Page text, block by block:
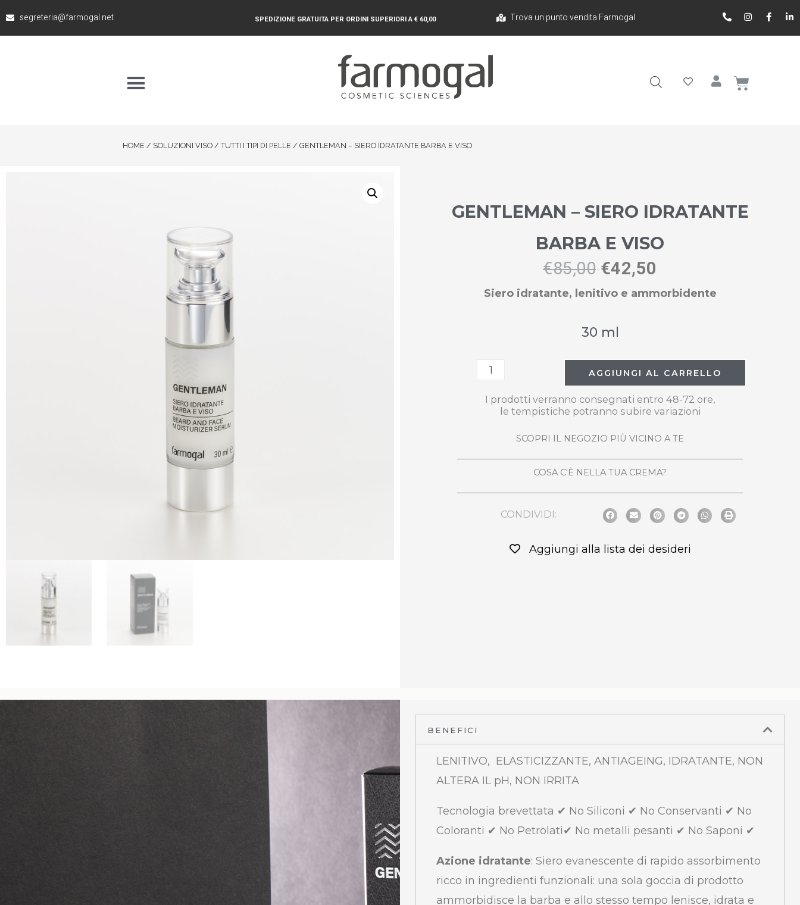
segreteria@farmogal.net SPEDIZIONE GRATUITA PER ORDINI SUPERIORI A € 60,00 Trova un punto vendita Farmogal
HOME / SOLUZIONI VISO/ TUTTI I TIPI DI PELLE / GENTLEMAN – SIERO IDRATANTE BARBA E VISO
GENTLEMAN – SIERO IDRATANTE
BARBA E VISO
€85,00 €42,50
Siero idratante, lenitivo e ammorbidente
30 ml
AGGIUNGI AL CARRELLO
I prodotti verranno consegnati entro 48-72 ore,
le tempistiche potranno subire variazioni
SCOPRI IL NEGOZIO PIÙ VICINO A TE
COSA C'È NELLA TUA CREMA?
CONDIVIDI:
Aggiungi alla lista dei desideri
BENEFICI
LENITIVO, ELASTICIZZANTE, ANTIAGEING, IDRATANTE, NON
ALTERA IL pH, NON IRRITA
Tecnologia brevettata ✔ No Siliconi ✔ No Conservanti ✔ No
Coloranti ✔ No Petrolati✔ No metalli pesanti ✔ No Saponi ✔
Azione idratante: Siero evanescente di rapido assorbimento
ricco in ingredienti funzionali: una sola goccia di prodotto
ammorbidisce la barba e allo stesso tempo lenisce, idrata e